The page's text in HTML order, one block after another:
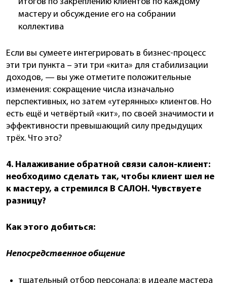
мастеру и обсуждение его на собрании
коллектива
Если вы сумеете интегрировать в бизнес-процесс
эти три пункта – эти три «кита» для стабилизации
доходов, — вы уже отметите положительные
изменения: сокращение числа изначально
перспективных, но затем «утерянных» клиентов. Но
есть ещё и четвёртый «кит», по своей значимости и
эффективности превышающий силу предыдущих
трёх. Что это?
4. Налаживание обратной связи салон-клиент:
необходимо сделать так, чтобы клиент шел не
к мастеру, а стремился В САЛОН. Чувствуете
разницу?
Как этого добиться:
Непосредственное общение
тщательный отбор персонала: в идеале мастера